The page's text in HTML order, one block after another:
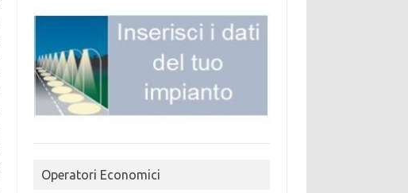
Operatori Economici